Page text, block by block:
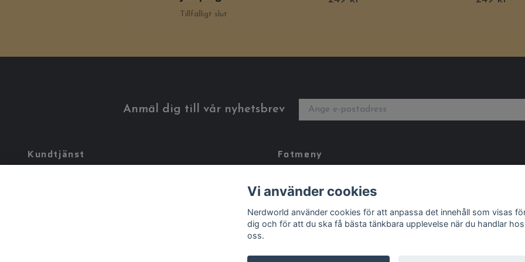
Tillfälligt slut
Anmäl dig till vår nyhetsbrev
Kundtjänst Fotmeny
Köpvillkor
Storleksguide
Vi använder cookies
Nerdworld använder cookies för att anpassa det innehåll som visas
dig och för att du ska få bästa tänkbara upplevelse när du handlar hos
oss.